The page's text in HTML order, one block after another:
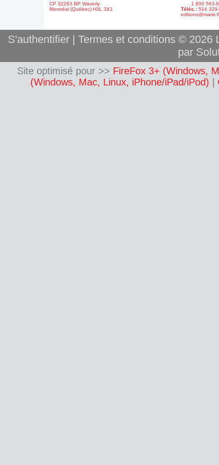
CP 32263 BP Waverly
Montréal (Québec) H3L 3X1
1 800 563-
Téléc.: 514
editions@marie-
S'authentifier| Termes et conditions © 2026
par
Site optimisé pour >> FireFox 3+ (Windows,
(Windows, Mac, Linux, iPhone/iPad/iPod)